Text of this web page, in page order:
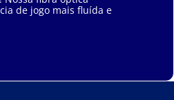
de jogo mais fluída e